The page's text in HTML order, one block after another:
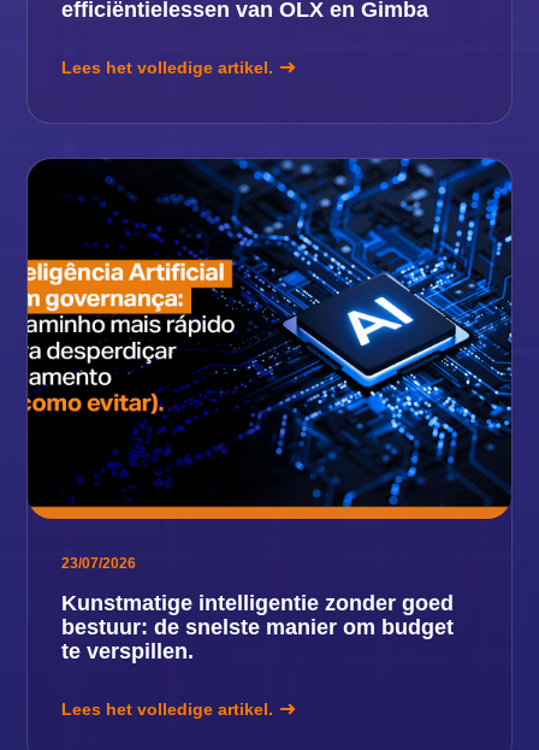
efficiëntielessen van OLX en Gimba
Lees het volledige artikel.
23/07/2026
Kunstmatige intelligentie zonder goed
bestuur: de snelste manier om budget
te verspillen.
Lees het volledige artikel.